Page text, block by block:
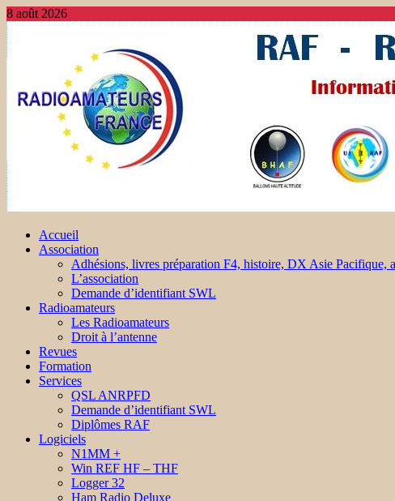
8 août 2026
Accueil
Association
Adhésions, livres préparation F4, histoire, DX Asie Pacifique,
L’association
Demande d’identifiant SWL
Radioamateurs
Les Radioamateurs
Droit à l’antenne
Revues
Formation
Services
QSL ANRPFD
Demande d’identifiant SWL
Diplômes RAF
Logiciels
N1MM +
Win REF HF – THF
Logger 32
Ham Radio Deluxe